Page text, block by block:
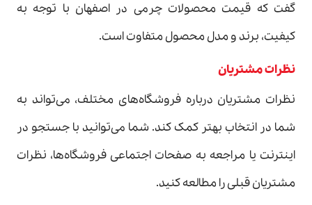
گفت که قیمت محصولات چرمی در اصفهان با توجه به
کیفیت، برند و مدل محصول متفاوت است.
نظرات مشتریان
نظرات مشتریان درباره فروشگاه‌های مختلف، می‌تواند به
شما در انتخاب بهتر کمک کند. شما می‌توانید با جستجو در
اینترنت یا مراجعه به صفحات اجتماعی فروشگاه‌ها، نظرات
مشتریان قبلی را مطالعه کنید.